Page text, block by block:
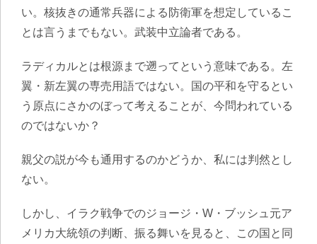
い。核抜きの通常兵器による防衛軍を想定しているこ
とは言うまでもない。武装中立論者である。
ラディカルとは根源まで遡ってという意味である。左
翼・新左翼の専売用語ではない。国の平和を守るとい
う原点にさかのぼって考えることが、今問われている
のではないか？
親父の説が今も通用するのかどうか、私には判然とし
ない。
しかし、イラク戦争でのジョージ・W・ブッシュ元ア
メリカ大統領の判断、振る舞いを見ると、この国と同